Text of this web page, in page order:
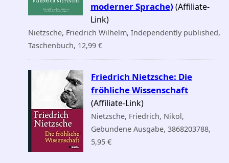
moderner Sprache) (Affiliate-
Link)
Nietzsche, Friedrich Wilhelm, Independently published,
Taschenbuch, 12,99 €
Friedrich Nietzsche: Die
fröhliche Wissenschaft
(Affiliate-Link)
Nietzsche, Friedrich, Nikol,
Gebundene Ausgabe, 3868203788,
5,95 €